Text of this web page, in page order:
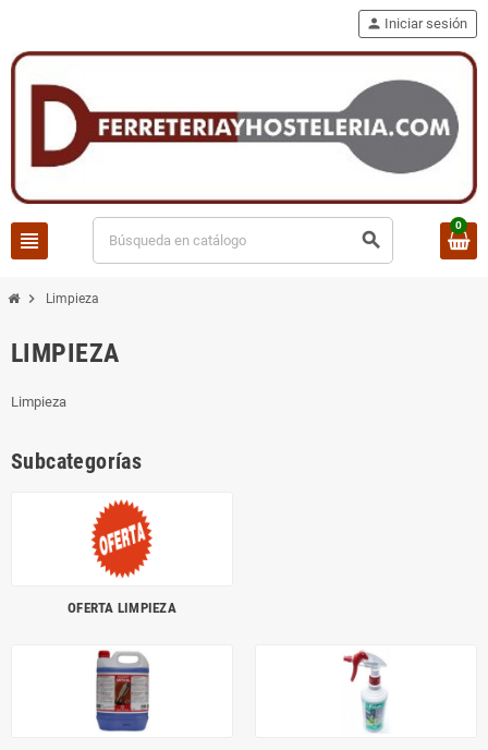
view_headline search
person Iniciar sesión
0
chevron_right Limpieza
LIMPIEZA
Limpieza
Subcategorías
OFERTA LIMPIEZA